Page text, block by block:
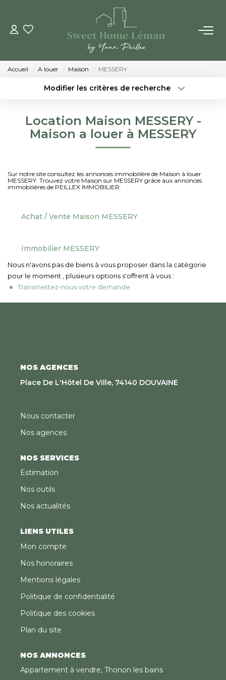
ACHETER
VENDRE
LES AGENCES
Notre Équipe
CONTACT
EN
Accueil A louer Maison MESSERY
Modifier les critères de recherche
Surface min Budget max
Location Maison MESSERY -
Maison a louer à MESSERY
Sur notre site consultez les annonces immobilière de Maison à louer
MESSERY. Trouvez votre Maison sur MESSERY grâce aux annonces
immobilières de PEILLEX IMMOBILIER.
Achat / Vente Maison MESSERY
Immobilier MESSERY
Nous n'avons pas de biens à vous proposer dans la catégorie
pour le moment , plusieurs options s'offrent à vous :
Transmettez-nous votre demande
NOS AGENCES
Place De L'Hôtel De Ville, 74140 DOUVAINE
Nous contacter
Nos agences
NOS SERVICES
Estimation
Nos outils
Nos actualités
LIENS UTILES
Mon compte
Nos honoraires
Mentions légales
Politique de confidentialité
Politique des cookies
Plan du site
NOS ANNONCES
Appartement à vendre, Thonon les bains